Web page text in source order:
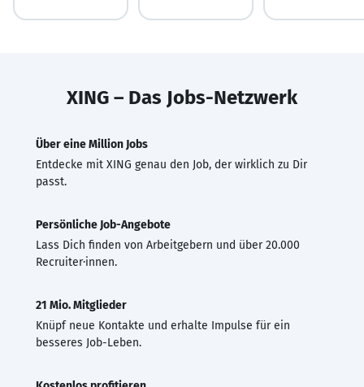
XING – Das Jobs-Netzwerk
Über eine Million Jobs
Entdecke mit XING genau den Job, der wirklich zu Dir
passt.
Persönliche Job-Angebote
Lass Dich finden von Arbeitgebern und über 20.000
Recruiter·innen.
21 Mio. Mitglieder
Knüpf neue Kontakte und erhalte Impulse für ein
besseres Job-Leben.